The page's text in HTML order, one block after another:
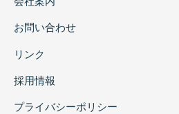
お問い合わせ
リンク
採用情報
プライバシーポリシー